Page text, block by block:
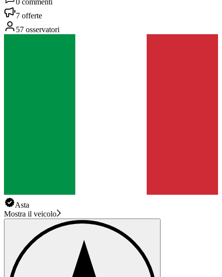
0 commenti
7 offerte
57 osservatori
Asta
Mostra il veicolo